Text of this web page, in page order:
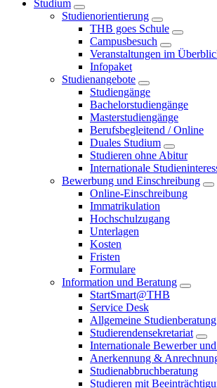
Studium
Studienorientierung
THB goes Schule
Campusbesuch
Veranstaltungen im
Infopaket
Studienangebote
Studiengänge
Bachelorstudiengänge
Masterstudiengänge
Berufsbegleitend / Online
Duales Studium
Studieren ohne Abitur
Internationale
Bewerbung und Einschreibung
Online-Einschreibung
Immatrikulation
Hochschulzugang
Unterlagen
Kosten
Fristen
Formulare
Information und Beratung
StartSmart@THB
Service Desk
Allgemeine Studienberatung
Studierendensekretariat
Internationale Bewerber
Anerkennung &
Studienabbruchberatung
Studieren mit